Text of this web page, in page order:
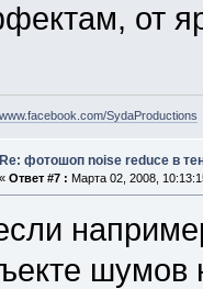
от
SydaProductions
Re: фотошоп noise reduсe в
« Ответ #7 : Марта 02, 2008,
шумов